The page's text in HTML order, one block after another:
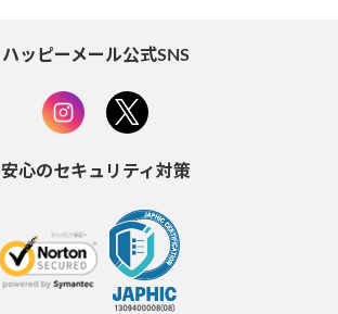
ハッピーメール公式SNS
安心のセキュリティ対策